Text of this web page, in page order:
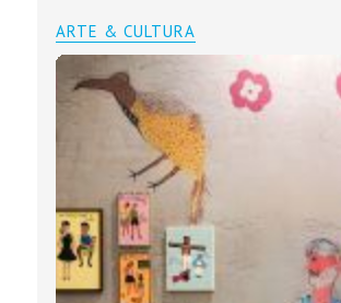
ARTE & CULTURA